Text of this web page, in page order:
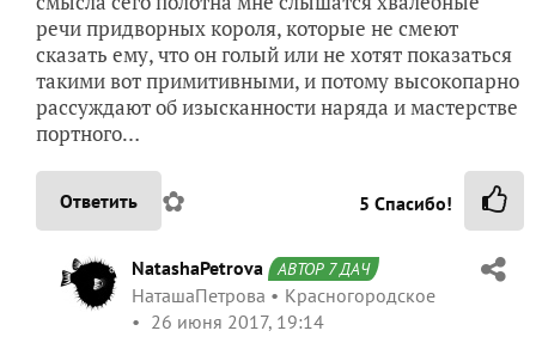
речи придворных короля, которые не смеют
сказать ему, что он голый или не хотят показаться
такими вот примитивными, и потому высокопарно
рассуждают об изысканности наряда и мастерстве
портного…
Ответить ✿ 5 Спасибо!
NatashaPetrova АВТОР 7 ДАЧ
НаташаПетрова
Красногородское
26 июня 2017, 19:14